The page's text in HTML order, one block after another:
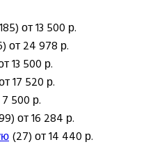
от 13 500 р.
от 24 978 р.
13 500 р.
17 520 р.
500 р.
от 16 284 р.
(27) от 14 440 р.